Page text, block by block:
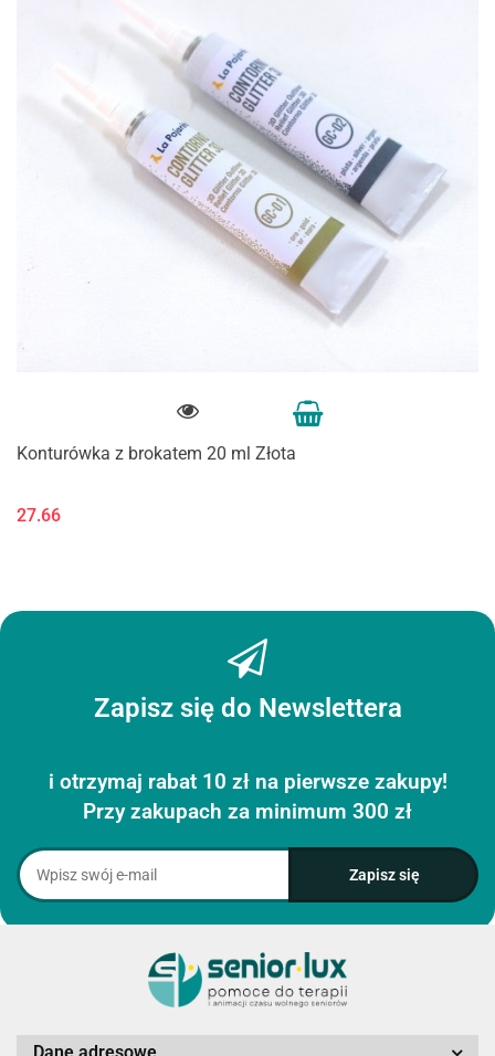
Konturówka z brokatem 20 ml Złota
27.66
Zapisz się do Newslettera
i otrzymaj rabat 10 zł na pierwsze zakupy!
Przy zakupach za minimum 300 zł